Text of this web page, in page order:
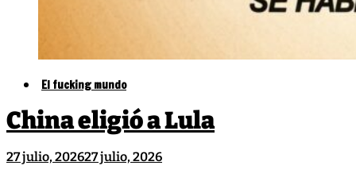
El fucking mundo
China eligió a Lula
27 julio, 202627 julio, 2026